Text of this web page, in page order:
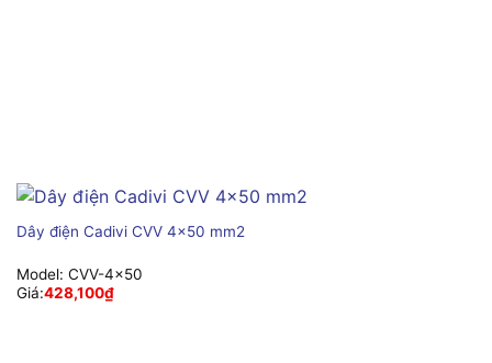
Dây điện Cadivi CVV 4×50 mm2
Model: CVV-4×50
Giá:428,100₫